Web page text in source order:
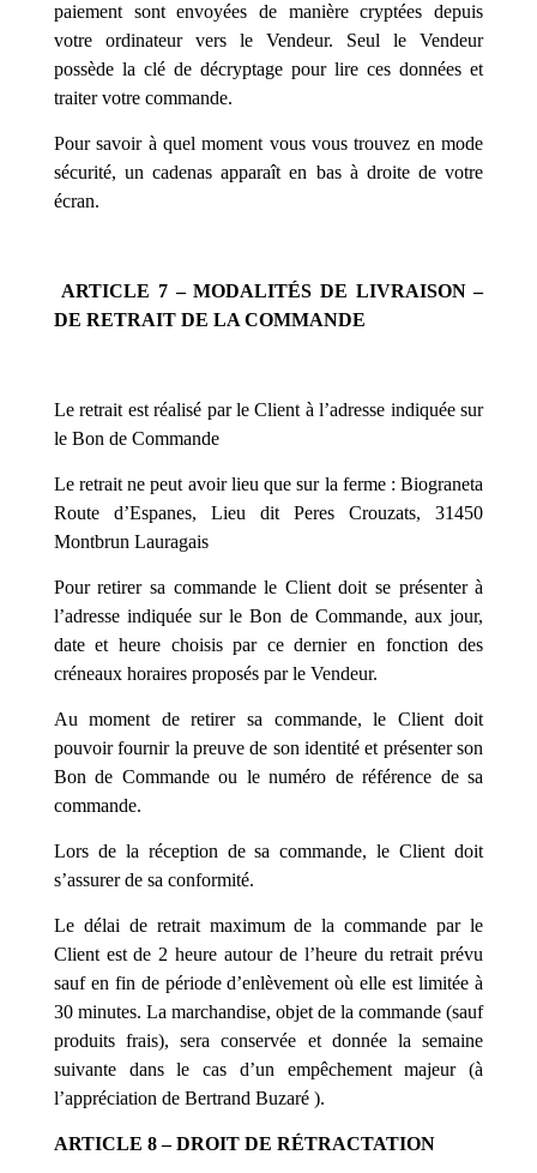
paiement sont envoyées de manière cryptées depuis
votre ordinateur vers le Vendeur. Seul le Vendeur
possède la clé de décryptage pour lire ces données et
traiter votre commande.
Pour savoir à quel moment vous vous trouvez en mode
sécurité, un cadenas apparaît en bas à droite de votre
écran.
ARTICLE 7 – MODALITÉS DE LIVRAISON –
DE RETRAIT DE LA COMMANDE
Le retrait est réalisé par le Client à l’adresse indiquée sur
le Bon de Commande
Le retrait ne peut avoir lieu que sur la ferme : Biograneta
Route d’Espanes, Lieu dit Peres Crouzats, 31450
Montbrun Lauragais
Pour retirer sa commande le Client doit se présenter à
l’adresse indiquée sur le Bon de Commande, aux jour,
date et heure choisis par ce dernier en fonction des
créneaux horaires proposés par le Vendeur.
Au moment de retirer sa commande, le Client doit
pouvoir fournir la preuve de son identité et présenter son
Bon de Commande ou le numéro de référence de sa
commande.
Lors de la réception de sa commande, le Client doit
s’assurer de sa conformité.
Le délai de retrait maximum de la commande par le
Client est de 2 heure autour de l’heure du retrait prévu
sauf en fin de période d’enlèvement où elle est limitée à
30 minutes. La marchandise, objet de la commande (sauf
produits frais), sera conservée et donnée la semaine
suivante dans le cas d’un empêchement majeur (à
l’appréciation de Bertrand Buzaré ).
ARTICLE 8 – DROIT DE RÉTRACTATION